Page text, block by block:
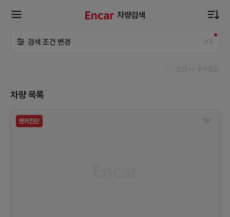
차량검색
검색 조건 변경 2대
진단++ 우수등급
차량 목록